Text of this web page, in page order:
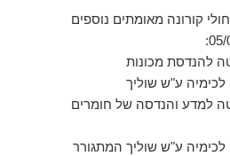
קורונה מאומתים נוספים
למדע והנדסה של חומרים
לכימיה ע"ש שוליך המתגורר